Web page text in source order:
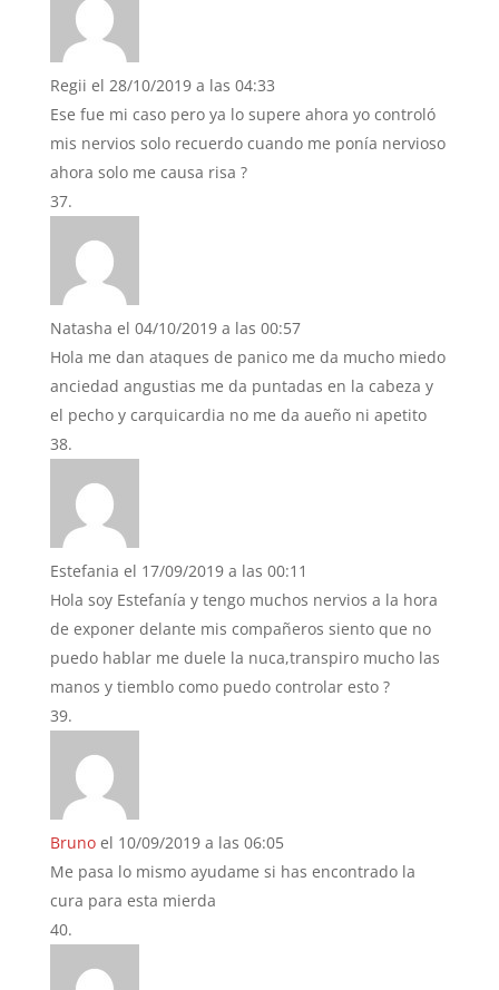
Regii el 28/10/2019 a las 04:33
Ese fue mi caso pero ya lo supere ahora yo controló
mis nervios solo recuerdo cuando me ponía nervioso
ahora solo me causa risa ?
Natasha el 04/10/2019 a las 00:57
Hola me dan ataques de panico me da mucho miedo
anciedad angustias me da puntadas en la cabeza y
el pecho y carquicardia no me da aueño ni apetito
Estefania el 17/09/2019 a las 00:11
Hola soy Estefanía y tengo muchos nervios a la hora
de exponer delante mis compañeros siento que no
puedo hablar me duele la nuca,transpiro mucho las
manos y tiemblo como puedo controlar esto ?
Bruno el 10/09/2019 a las 06:05
Me pasa lo mismo ayudame si has encontrado la
cura para esta mierda